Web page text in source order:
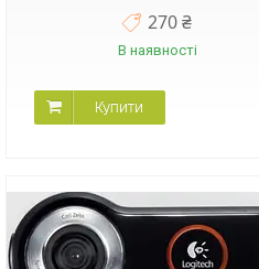
270 ₴
В наявності
Купити